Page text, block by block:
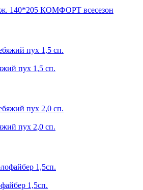
140*205 КОМФОРТ всесезон
пух 1,5 сп.
пух 2,0 сп.
1,5сп.